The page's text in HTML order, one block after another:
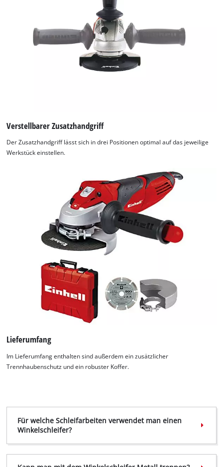
Verstellbarer Zusatzhandgriff
Der Zusatzhandgriff lässt sich in drei Positionen optimal auf das jeweilige
Werkstück einstellen.
Lieferumfang
Im Lieferumfang enthalten sind außerdem ein zusätzlicher
Trennhaubenschutz und ein robuster Koffer.
Für welche Schleifarbeiten verwendet man einen
Winkelschleifer?